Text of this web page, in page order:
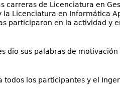
carreras de Licenciatura en
Licenciatura en Informática
participaron en la actividad y
dio sus palabras de
los participantes y el